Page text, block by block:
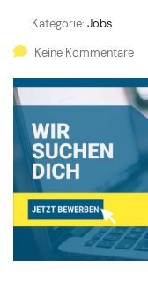
Kategorie: Jobs
Keine Kommentare